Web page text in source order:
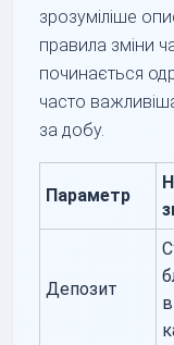
зрозуміліше
правила зміни
починається
часто
за добу.
Параметр
Депозит